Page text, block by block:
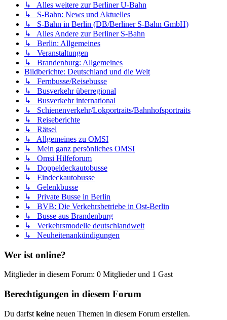
↳ Alles weitere zur Berliner U-Bahn
↳ S-Bahn: News und Aktuelles
↳ S-Bahn in Berlin (DB/Berliner S-Bahn GmbH)
↳ Alles Andere zur Berliner S-Bahn
↳ Berlin: Allgemeines
↳ Veranstaltungen
↳ Brandenburg: Allgemeines
Bildberichte: Deutschland und die Welt
↳ Fernbusse/Reisebusse
↳ Busverkehr überregional
↳ Busverkehr international
↳ Schienenverkehr/Lokportraits/Bahnhofsportraits
↳ Reiseberichte
↳ Rätsel
↳ Allgemeines zu OMSI
↳ Mein ganz persönliches OMSI
↳ Omsi Hilfeforum
↳ Doppeldeckautobusse
↳ Eindeckautobusse
↳ Gelenkbusse
↳ Private Busse in Berlin
↳ BVB: Die Verkehrsbetriebe in Ost-Berlin
↳ Busse aus Brandenburg
↳ Verkehrsmodelle deutschlandweit
↳ Neuheitenankündigungen
Wer ist online?
Mitglieder in diesem Forum: 0 Mitglieder und 1 Gast
Berechtigungen in diesem Forum
Du darfst keine neuen Themen in diesem Forum erstellen.